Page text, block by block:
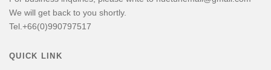
We will get back to you shortly.
Tel.+66(0)990797517
QUICK LINK